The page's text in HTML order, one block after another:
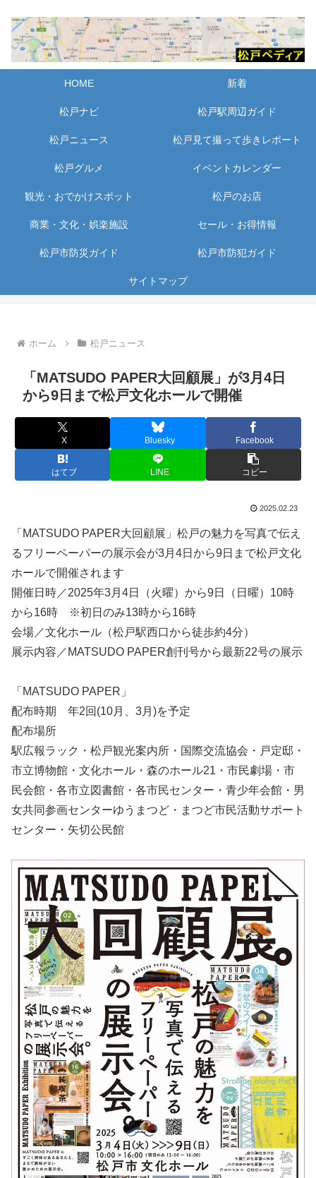
HOME 新着
松戸ナビ 松戸駅周辺ガイド
松戸ニュース 松戸見て撮って歩きレポート
松戸グルメ イベントカレンダー
観光・おでかけスポット 松戸のお店
商業・文化・娯楽施設 セール・お得情報
松戸市防災ガイド 松戸市防犯ガイド
サイトマップ
ホーム 松戸ニュース
「MATSUDO PAPER大回顧展」が3月4日
から9日まで松戸文化ホールで開催
X Bluesky Facebook
はてブ LINE コピー
2025.02.23
「MATSUDO PAPER大回顧展」松戸の魅力を写真で伝え
るフリーペーパーの展示会が3月4日から9日まで松戸文化
ホールで開催されます
開催日時／2025年3月4日（火曜）から9日（日曜）10時
から16時 ※初日のみ13時から16時
会場／文化ホール（松戸駅西口から徒歩約4分）
展示内容／MATSUDO PAPER創刊号から最新22号の展示
「MATSUDO PAPER」
配布時期 年2回(10月、3月)を予定
配布場所
駅広報ラック・松戸観光案内所・国際交流協会・戸定邸・
市立博物館・文化ホール・森のホール21・市民劇場・市
民会館・各市立図書館・各市民センター・青少年会館・男
女共同参画センターゆうまつど・まつど市民活動サポート
センター・矢切公民館